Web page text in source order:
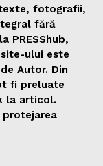
fotografii,
fără
PRESShub,
ului este
Autor. Din
fi preluate
la articol.
protejarea